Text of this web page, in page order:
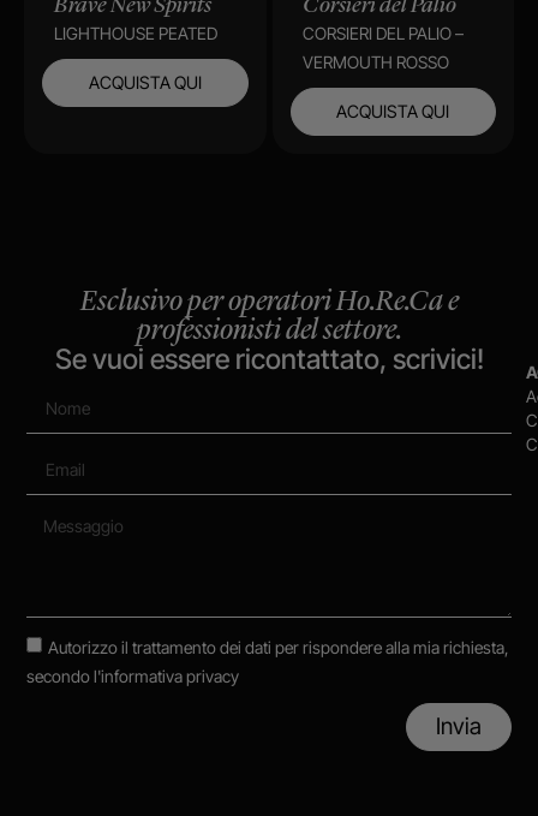
Brave New Spirits
LIGHTHOUSE PEATED
ACQUISTA QUI
Corsieri del Palio
CORSIERI DEL PALIO –
VERMOUTH ROSSO
ACQUISTA QUI
Esclusivo per operatori Ho.Re.Ca e
professionisti del settore.
Se vuoi essere ricontattato, scrivici!
Autorizzo il trattamento dei dati per rispondere alla mia richiesta,
secondol'informativa privacy
Invia